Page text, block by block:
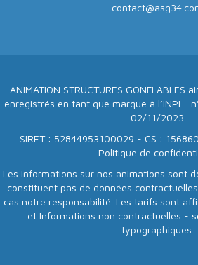
ANIMATION STRUCTURES GONFLABLES
enregistrés en tant que marque à l’INPI -
02/11/2023
SIRET : 52844953100029 - CS :
Politique de
Les informations sur nos animations sont
constituent pas de données
cas notre responsabilité. Les tarifs sont
et Informations non contractuelles -
typographiques.